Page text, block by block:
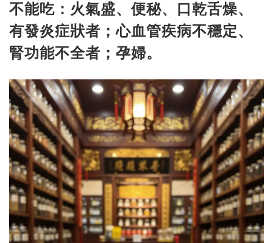
不能吃：火氣盛、便秘、口乾舌燥、
有發炎症狀者；心血管疾病不穩定、
腎功能不全者；孕婦。